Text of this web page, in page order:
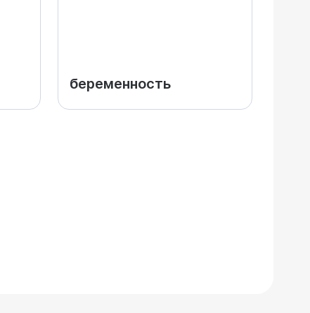
беременность